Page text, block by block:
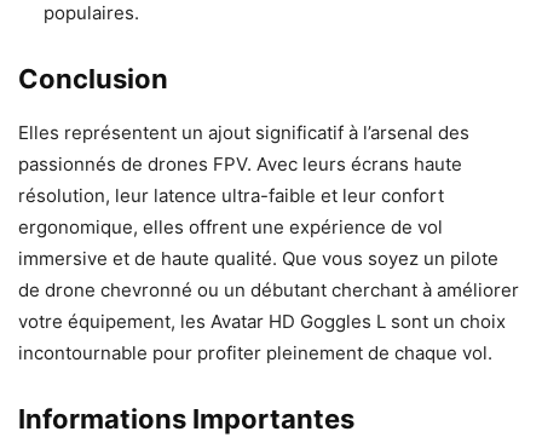
populaires.
Conclusion
Elles représentent un ajout significatif à l’arsenal des
passionnés de drones FPV. Avec leurs écrans haute
résolution, leur latence ultra-faible et leur confort
ergonomique, elles offrent une expérience de vol
immersive et de haute qualité. Que vous soyez un pilote
de drone chevronné ou un débutant cherchant à améliorer
votre équipement, les Avatar HD Goggles L sont un choix
incontournable pour profiter pleinement de chaque vol.
Informations Importantes